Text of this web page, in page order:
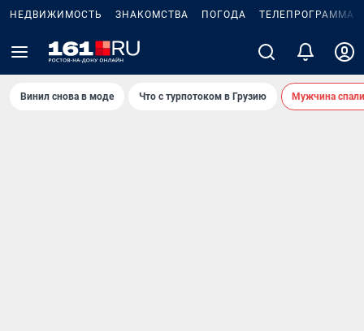
НЕДВИЖИМОСТЬ ЗНАКОМСТВА ПОГОДА ТЕЛЕПРОГРАММА
Винил снова в моде Что с турпотоком в Грузию Мужчина